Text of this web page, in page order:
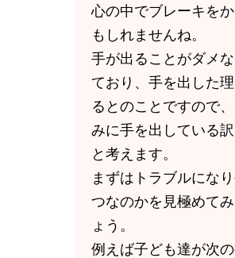
心の中でブレーキを
もしれませんね。
手が出ることがダメ
ており、手を出した
るとのことですので
みに手を出している
と考えます。
まずはトラブルにな
つなのかを見極めて
ょう。
例えば子ども達が次